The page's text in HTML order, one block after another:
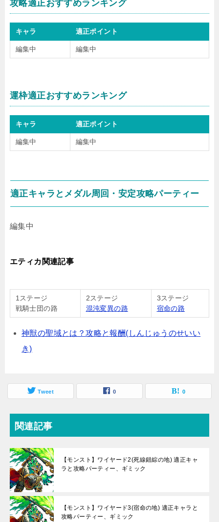
攻略適正おすすめランキング
キャラ 適正ポイント
編集中 編集中
運枠適正おすすめランキング
キャラ 適正ポイント
編集中 編集中
適正キャラとメダル周回・安定攻略パーティー
編集中
エティカ関連記事
1ステージ
戦騎士団の路
2ステージ
混沌変異の路
3ステージ
宿命の路
神獣の聖域とは？攻略と報酬(しんじゅうのせいい
き)
Tweet 0 0
関連記事
【モンスト】ワイヤード2(死線錯綜の地) 適正キャ
ラと攻略パーティー、ギミック
【モンスト】ワイヤード3(宿命の地) 適正キャラと
攻略パーティー、ギミック